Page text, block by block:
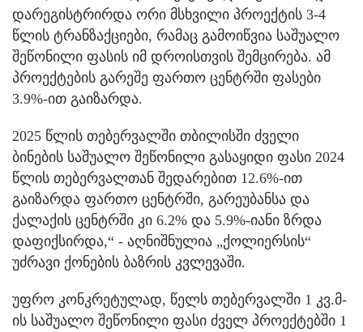
დარეგისტრირდა ორი მსხვილი პროექტის 3-4
წლის ტრანზაქციები, რამაც გამოიწვია საშუალო
შეწონილი ფასის იმ დროისთვის შემცირება. ამ
პროექტების გარეშე ფართო ცენტრში ფასები
3.9%-ით გაიზარდა.
2025 წლის თებერვალში თბილისში ძველი
ბინების საშუალო შეწონილი გასაყიდი ფასი 2024
წლის თებერვალთან შედარებით 12.6%-ით
გაიზარდა ფართო ცენტრში, გარეუბანსა და
ქალაქის ცენტრში კი 6.2% და 5.9%-იანი ზრდა
დაფიქსირდა,“ - აღნიშნულია „ქოლიერსის“
უძრავი ქონების ბაზრის კვლევაში.
უფრო კონკრეტულად, წელს თებერვალში 1 კვ.მ-
ის საშუალო შეწონილი ფასი ძველ პროექტებში 1